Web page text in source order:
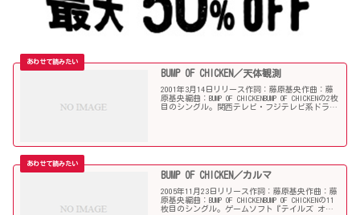
BUMP OF CHICKEN／天体観測
2001年3月14日リリース作詞：藤原基央作曲：藤
原基央編曲：BUMP OF CHICKENBUMP OF CHICKENの2枚
目のシングル。関西テレビ・フジテレビ系ドラマ
BUMP OF CHICKEN／カルマ
2005年11月23日リリース作詞：藤原基央作曲：藤
原基央編曲：BUMP OF CHICKENBUMP OF CHICKENの11
枚目のシングル。ゲームソフト『テイルズ オブ